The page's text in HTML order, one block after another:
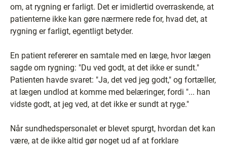
om, at rygning er farligt. Det er imidlertid overraskende, at
patienterne ikke kan gøre nærmere rede for, hvad det, at
rygning er farligt, egentligt betyder.
En patient refererer en samtale med en læge, hvor lægen
sagde om rygning: "Du ved godt, at det ikke er sundt."
Patienten havde svaret: "Ja, det ved jeg godt," og fortæller,
at lægen undlod at komme med belæringer, fordi "... han
vidste godt, at jeg ved, at det ikke er sundt at ryge."
Når sundhedspersonalet er blevet spurgt, hvordan det kan
være, at de ikke altid gør noget ud af at forklare